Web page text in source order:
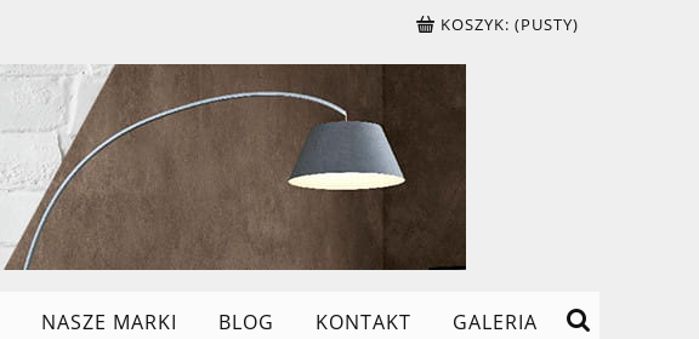
KOSZYK: (PUSTY)
NASZE MARKI BLOG KONTAKT GALERIA